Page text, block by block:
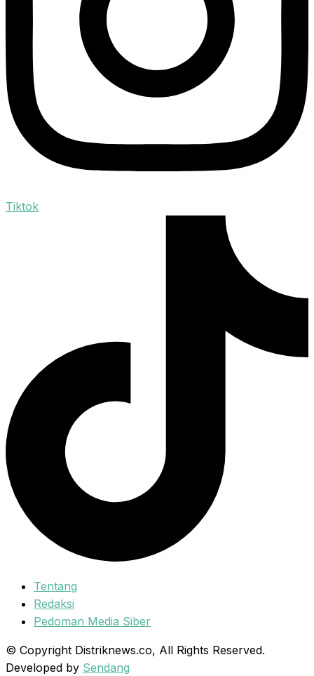
Tiktok
Tentang
Redaksi
Pedoman Media Siber
© Copyright Distriknews.co, All Rights Reserved.
Developed by Sendang